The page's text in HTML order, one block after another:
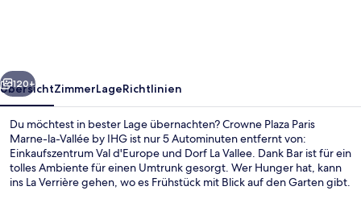
by
IHG
Weiter
120+
ÜbersichtZimmerLageRichtlinien
Du möchtest in bester Lage übernachten? Crowne Plaza Paris
Marne-la-Vallée by IHG ist nur 5 Autominuten entfernt von:
Einkaufszentrum Val d'Europe und Dorf La Vallee. Dank Bar ist für ein
tolles Ambiente für einen Umtrunk gesorgt. Wer Hunger hat, kann
ins La Verrière gehen, wo es Frühstück mit Blick auf den Garten gibt.